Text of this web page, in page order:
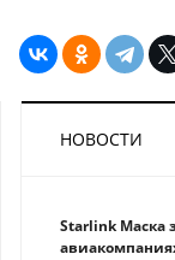
НОВОСТИ
Starlink Маска